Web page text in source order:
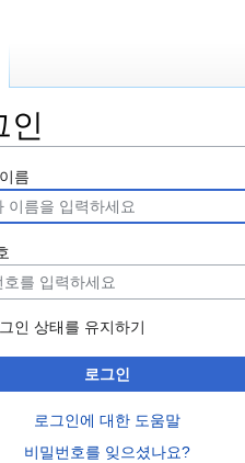
인
름
인 상태를 유지하기
로그인
로그인에 대한 도움말
비밀번호를 잊으셨나요?